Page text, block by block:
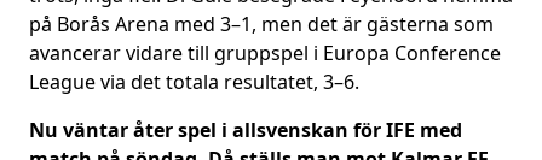
på Borås Arena med 3–1, men det är gästerna som
avancerar vidare till gruppspel i Europa Conference
League via det totala resultatet, 3–6.
Nu väntar åter spel i allsvenskan för IFE med